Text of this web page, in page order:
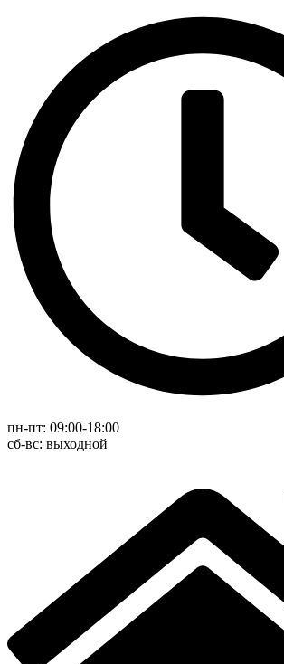
пн-пт: 09:00-18:00
cб-вс: выходной